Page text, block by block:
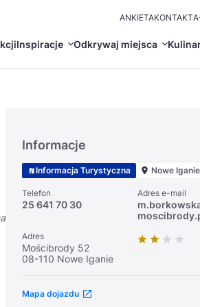
ANKIETAKONTAKT
Inspiracje Odkrywaj miejsca
Turystyczne
日本語
Svenska
Informacje
Informacja Turystyczna Nowe Iganie
Telefon
25 641 70 30
Adres e-mail
Adres
Mościbrody 52
08-110 Nowe Iganie
Mapa dojazdu